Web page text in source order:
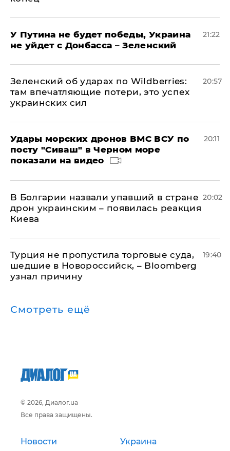
У Путина не будет победы, Украина
не уйдет с Донбасса – Зеленский
21:22
Зеленский об ударах по Wildberries:
там впечатляющие потери, это успех
украинских сил
20:57
Удары морских дронов ВМС ВСУ по
посту "Сиваш" в Черном море
показали на видео
20:11
В Болгарии назвали упавший в стране
дрон украинским – появилась реакция
Киева
20:02
Турция не пропустила торговые суда,
шедшие в Новороссийск, – Bloomberg
узнал причину
19:40
Смотреть ещё
© 2026, Диалог.ua
Все права защищены.
Новости Украина